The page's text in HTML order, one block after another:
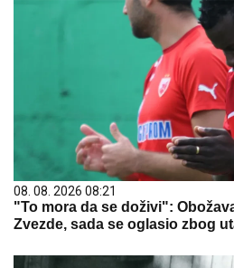
08. 08. 2026 08:21
"To mora da se doživi":
Zvezde, sada se oglasio zbog